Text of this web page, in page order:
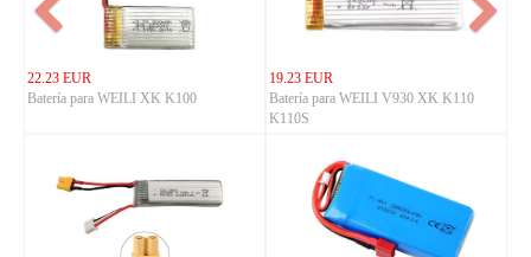
22.23 EUR
Batería para WEILI XK K100
19.23 EUR
Batería para WEILI V930 XK K110
K110S